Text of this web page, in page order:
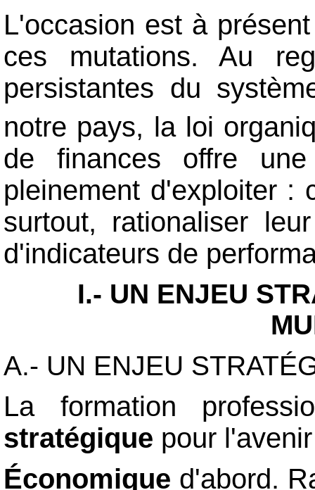
L'occasion est à
ces mutations. Au
persistantes du
notre pays, la loi
de finances offre
pleinement d'exploiter :
surtout, rationaliser
d'indicateurs de
I.- UN ENJEU
A.- UN ENJEU
La formation
stratégique pour
Économique d'abord.